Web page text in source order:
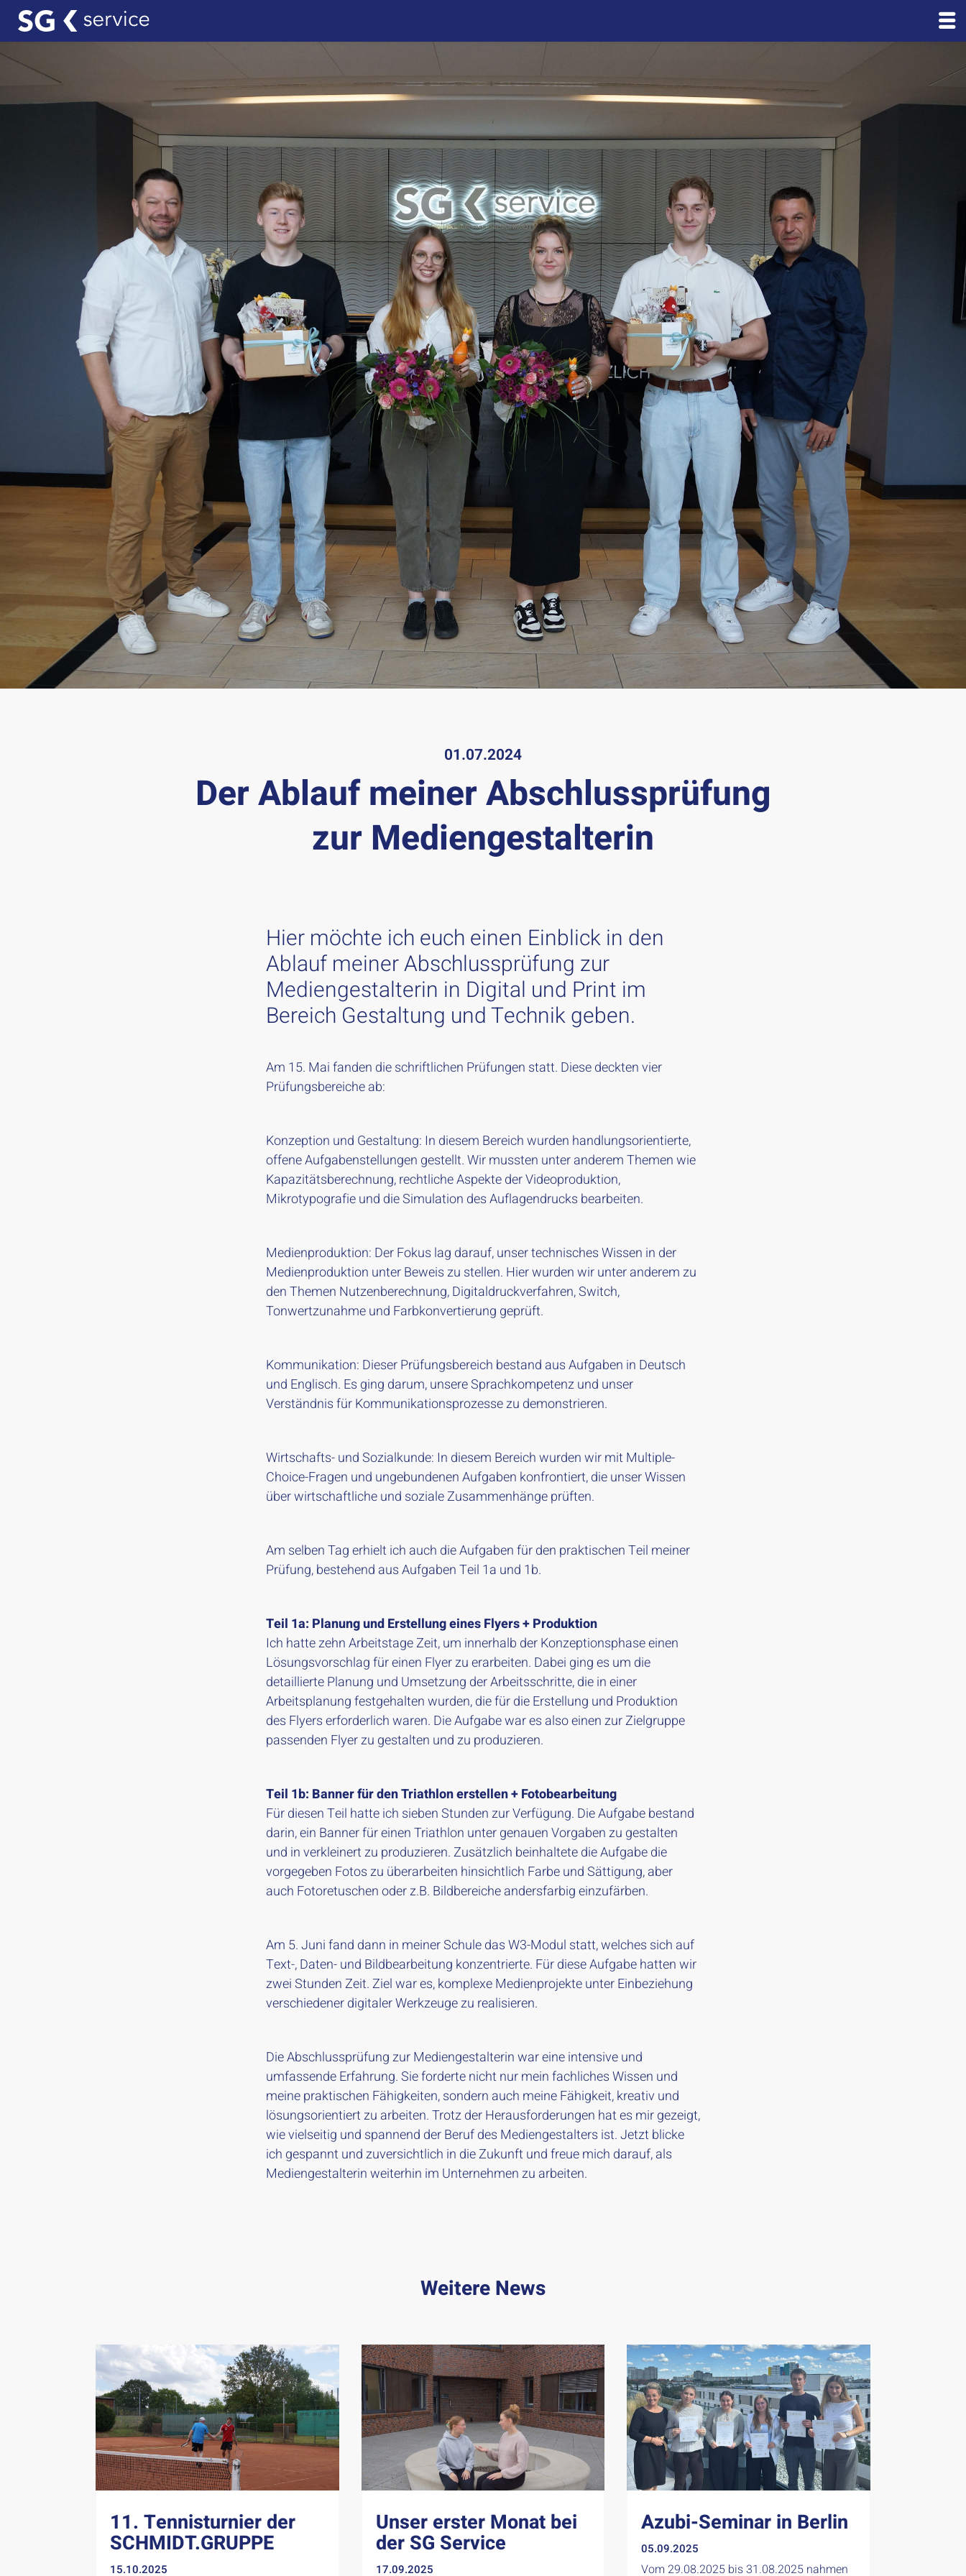
01.07.2024
Der Ablauf meiner Abschlussprüfung
zur Mediengestalterin
Hier möchte ich euch einen Einblick in den
Ablauf meiner Abschlussprüfung zur
Mediengestalterin in Digital und Print im
Bereich Gestaltung und Technik geben.
Am 15. Mai fanden die schriftlichen Prüfungen statt. Diese deckten vier
Prüfungsbereiche ab:
Konzeption und Gestaltung: In diesem Bereich wurden handlungsorientierte,
offene Aufgabenstellungen gestellt. Wir mussten unter anderem Themen wie
Kapazitätsberechnung, rechtliche Aspekte der Videoproduktion,
Mikrotypografie und die Simulation des Auflagendrucks bearbeiten.
Medienproduktion: Der Fokus lag darauf, unser technisches Wissen in der
Medienproduktion unter Beweis zu stellen. Hier wurden wir unter anderem zu
den Themen Nutzenberechnung, Digitaldruckverfahren, Switch,
Tonwertzunahme und Farbkonvertierung geprüft.
Kommunikation: Dieser Prüfungsbereich bestand aus Aufgaben in Deutsch
und Englisch. Es ging darum, unsere Sprachkompetenz und unser
Verständnis für Kommunikationsprozesse zu demonstrieren.
Wirtschafts- und Sozialkunde: In diesem Bereich wurden wir mit Multiple-
Choice-Fragen und ungebundenen Aufgaben konfrontiert, die unser Wissen
über wirtschaftliche und soziale Zusammenhänge prüften.
Am selben Tag erhielt ich auch die Aufgaben für den praktischen Teil meiner
Prüfung, bestehend aus Aufgaben Teil 1a und 1b.
Teil 1a: Planung und Erstellung eines Flyers + Produktion
Ich hatte zehn Arbeitstage Zeit, um innerhalb der Konzeptionsphase einen
Lösungsvorschlag für einen Flyer zu erarbeiten. Dabei ging es um die
detaillierte Planung und Umsetzung der Arbeitsschritte, die in einer
Arbeitsplanung festgehalten wurden, die für die Erstellung und Produktion
des Flyers erforderlich waren. Die Aufgabe war es also einen zur Zielgruppe
passenden Flyer zu gestalten und zu produzieren.
Teil 1b: Banner für den Triathlon erstellen + Fotobearbeitung
Für diesen Teil hatte ich sieben Stunden zur Verfügung. Die Aufgabe bestand
darin, ein Banner für einen Triathlon unter genauen Vorgaben zu gestalten
und in verkleinert zu produzieren. Zusätzlich beinhaltete die Aufgabe die
vorgegeben Fotos zu überarbeiten hinsichtlich Farbe und Sättigung, aber
auch Fotoretuschen oder z.B. Bildbereiche andersfarbig einzufärben.
Am 5. Juni fand dann in meiner Schule das W3-Modul statt, welches sich auf
Text-, Daten- und Bildbearbeitung konzentrierte. Für diese Aufgabe hatten wir
zwei Stunden Zeit. Ziel war es, komplexe Medienprojekte unter Einbeziehung
verschiedener digitaler Werkzeuge zu realisieren.
Die Abschlussprüfung zur Mediengestalterin war eine intensive und
umfassende Erfahrung. Sie forderte nicht nur mein fachliches Wissen und
meine praktischen Fähigkeiten, sondern auch meine Fähigkeit, kreativ und
lösungsorientiert zu arbeiten. Trotz der Herausforderungen hat es mir gezeigt,
wie vielseitig und spannend der Beruf des Mediengestalters ist. Jetzt blicke
ich gespannt und zuversichtlich in die Zukunft und freue mich darauf, als
Mediengestalterin weiterhin im Unternehmen zu arbeiten.
Weitere News
11. Tennisturnier der
SCHMIDT.GRUPPE
15.10.2025
Unser erster Monat bei
der SG Service
17.09.2025
Azubi-Seminar in Berlin
05.09.2025
Vom 29.08.2025 bis 31.08.2025 nahmen